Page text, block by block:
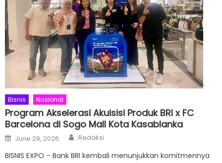
Bisnis Nasional
Program Akselerasi Akuisisi Produk BRI x FC
Barcelona di Sogo Mall Kota Kasablanka
Posted
on
June 29, 2026 Author
Redaksi
BISNIS EXPO – Bank BRI kembali menunjukkan komitmennya